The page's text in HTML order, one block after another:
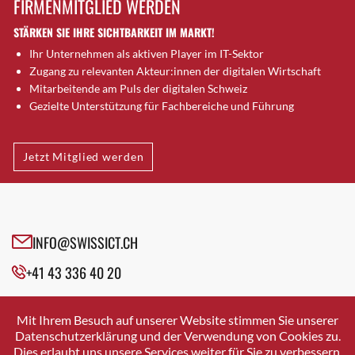
Brütten
Bubendorf
Bubikon
Buchs (SG)
Burgdorf
Bülach
Cazis
Cham
Davos Platz
Davos Platz 1
Dietikon
Dietlikon
FIRMENMITGLIED WERDEN
STÄRKEN SIE IHRE SICHTBARKEIT IM MARKT!
Ihr Unternehmen als aktiven Player im IT-Sektor
Zugang zu relevanten Akteur:innen der digitalen Wirtschaft
Mitarbeitende am Puls der digitalen Schweiz
Gezielte Unterstützung für Fachbereiche und Führung
Jetzt Mitglied werden
INFO@SWISSICT.CH
+41 43 336 40 20
SWISSICT
VULKANSTRASSE 120
8048 ZURICH
Mit Ihrem Besuch auf unserer Website stimmen Sie unserer
Datenschutzerklärung und der Verwendung von Cookies zu.
Dies erlaubt uns unsere Services weiter für Sie zu verbessern.